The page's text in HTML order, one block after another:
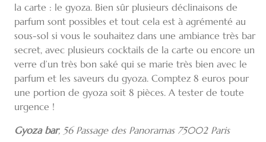
la carte : le gyoza. Bien sûr plusieurs déclinaisons de
parfum sont possibles et tout cela est à agrémenté au
sous-sol si vous le souhaitez dans une ambiance très bar
secret, avec plusieurs cocktails de la carte ou encore un
verre d’un très bon saké qui se marie très bien avec le
parfum et les saveurs du gyoza. Comptez 8 euros pour
une portion de gyoza soit 8 pièces. A tester de toute
urgence !
Gyoza bar, 56 Passage des Panoramas 75002 Paris